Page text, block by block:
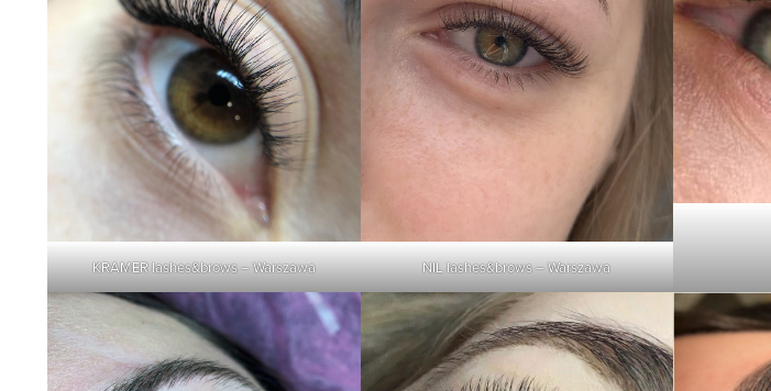
KRAMER lashes&brows – Warszawa NIL lashes&brows – Warszawa